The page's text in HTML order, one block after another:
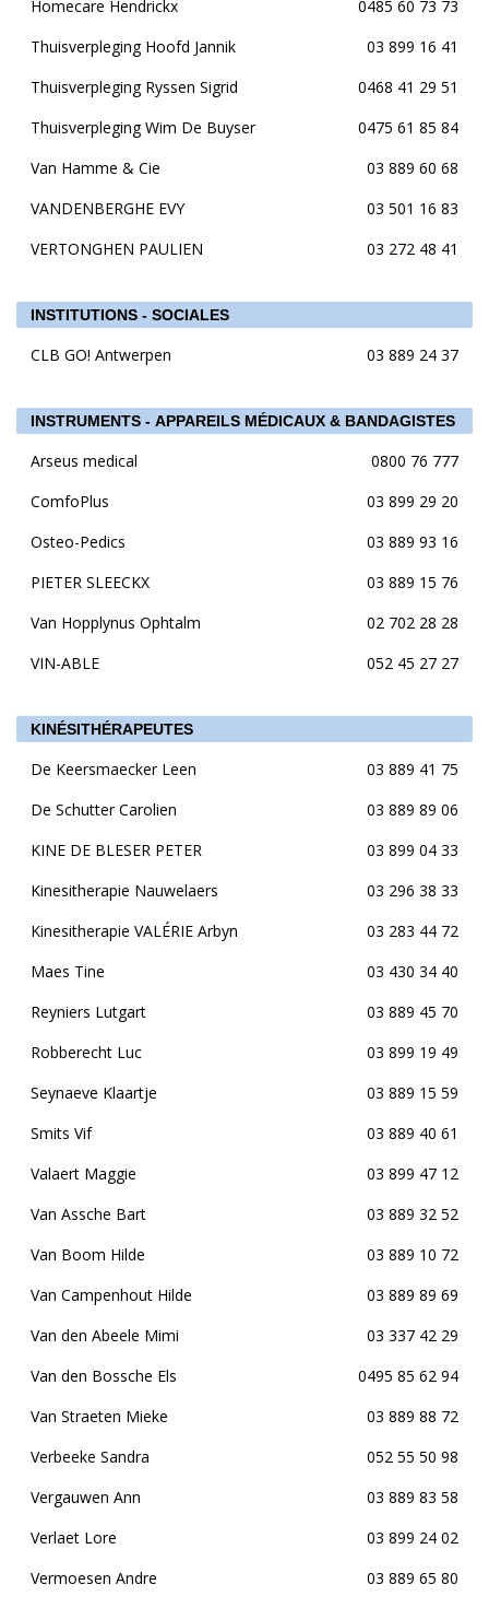
Homecare Hendrickx
0485 60 73 73
Thuisverpleging Hoofd Jannik
03 899 16 41
Thuisverpleging Ryssen Sigrid
0468 41 29 51
Thuisverpleging Wim De Buyser
0475 61 85 84
Van Hamme & Cie
03 889 60 68
VANDENBERGHE EVY
03 501 16 83
VERTONGHEN PAULIEN
03 272 48 41
INSTITUTIONS - SOCIALES
CLB GO! Antwerpen 03 889 24 37
INSTRUMENTS - APPAREILS MÉDICAUX & BANDAGISTES
Arseus medical
0800 76 777
ComfoPlus
03 899 29 20
Osteo-Pedics
03 889 93 16
PIETER SLEECKX
03 889 15 76
Van Hopplynus Ophtalm
02 702 28 28
VIN-ABLE
052 45 27 27
KINÉSITHÉRAPEUTES
De Keersmaecker Leen
03 889 41 75
De Schutter Carolien
03 889 89 06
KINE DE BLESER PETER
03 899 04 33
Kinesitherapie Nauwelaers
03 296 38 33
Kinesitherapie VALÉRIE Arbyn
03 283 44 72
Maes Tine
03 430 34 40
Reyniers Lutgart
03 889 45 70
Robberecht Luc
03 899 19 49
Seynaeve Klaartje
03 889 15 59
Smits Vif
03 889 40 61
Valaert Maggie
03 899 47 12
Van Assche Bart
03 889 32 52
Van Boom Hilde
03 889 10 72
Van Campenhout Hilde
03 889 89 69
Van den Abeele Mimi
03 337 42 29
Van den Bossche Els
0495 85 62 94
Van Straeten Mieke
03 889 88 72
Verbeeke Sandra
052 55 50 98
Vergauwen Ann
03 889 83 58
Verlaet Lore
03 899 24 02
Vermoesen Andre
03 889 65 80